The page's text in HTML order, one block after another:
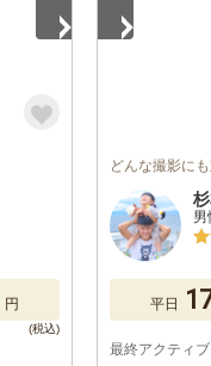
円
どんな撮影に
平日
最終アクティ